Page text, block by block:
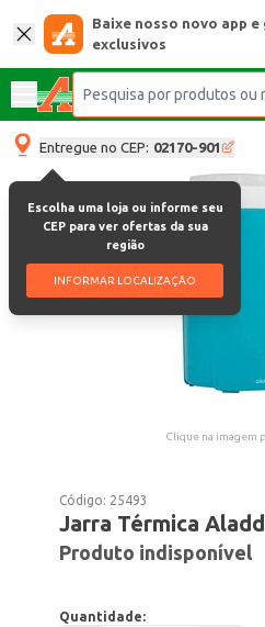
Baixe nosso novo app
exclusivos
Entregue no CEP: 02170-901
Escolha uma loja ou informe seu
CEP para ver ofertas da sua
região
INFORMAR LOCALIZAÇÃO
Clique na imagem
Código: 25493
Jarra Térmica
Produto indisponível
Quantidade: